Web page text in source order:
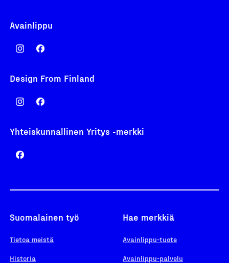
Avainlippu
Design From Finland
Yhteiskunnallinen Yritys -merkki
Suomalainen työ
Tietoa meistä
Historia
Hae merkkiä
Avainlippu-tuote
Avainlippu-palvelu